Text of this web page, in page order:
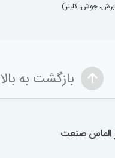
جوش، کلینر)
بازگشت به بالا
الماس صنعت